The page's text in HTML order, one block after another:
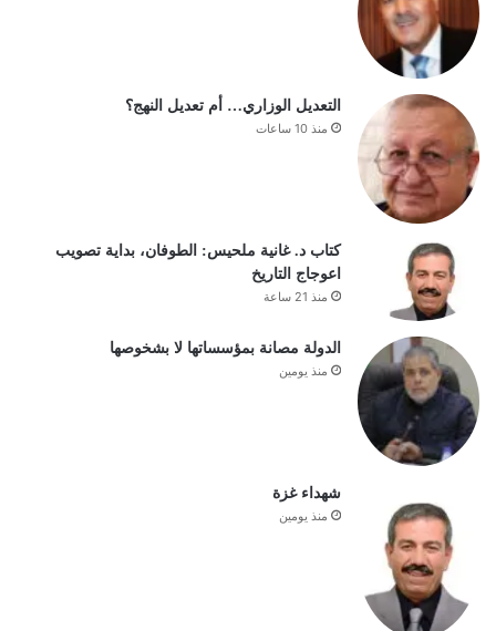
التعديل الوزاري… أم تعديل النهج؟
منذ 10 ساعات
كتاب د. غانية ملحيس: الطوفان، بداية تصويب
اعوجاج التاريخ
منذ 21 ساعة
الدولة مصانة بمؤسساتها لا بشخوصها
منذ يومين
شهداء غزة
منذ يومين